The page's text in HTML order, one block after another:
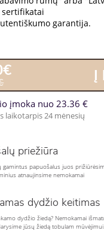
garantija.
Į
įmoka nuo 23.36 €
laikotarpis 24 mėnesių
priežiūra
gamintus papuošalus juos
atnaujinsime nemokamai
dydžio keitimas
dydžio žiedą? Nemokamai
jūsų žiedą tobulam mūvėjimui.